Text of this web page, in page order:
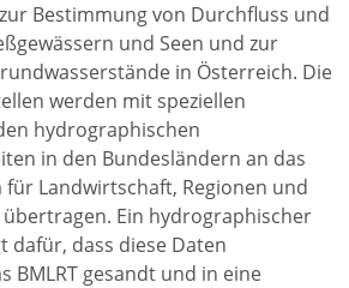
Bestimmung von Durchfluss und
und Seen und zur
in Österreich. Die
werden mit speziellen
hydrographischen
in den Bundesländern an das
Landwirtschaft, Regionen und
übertragen. Ein hydrographischer
dafür, dass diese Daten
BMLRT gesandt und in eine